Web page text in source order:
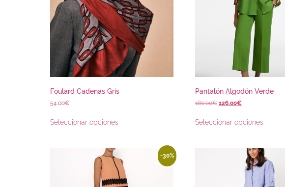
Foulard Cadenas Gris
54.00€
Seleccionar opciones
Pantalón Algodón Verde
180.00€ 126.00€
Seleccionar opciones
-30%